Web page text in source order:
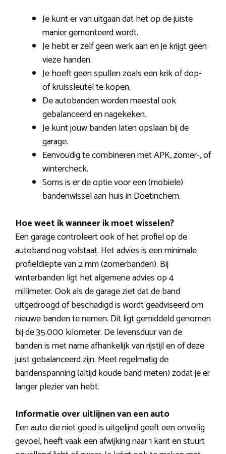
Je kunt er van uitgaan dat het op de juiste
manier gemonteerd wordt.
Je hebt er zelf geen werk aan en je krijgt geen
vieze handen.
Je hoeft geen spullen zoals een krik of dop-
of kruissleutel te kopen.
De autobanden worden meestal ook
gebalanceerd en nagekeken.
Je kunt jouw banden laten opslaan bij de
garage.
Eenvoudig te combineren met APK, zomer-, of
wintercheck.
Soms is er de optie voor een (mobiele)
bandenwissel aan huis in Doetinchem.
Hoe weet ik wanneer ik moet wisselen?
Een garage controleert ook of het profiel op de
autoband nog volstaat. Het advies is een minimale
profieldiepte van 2 mm (zomerbanden). Bij
winterbanden ligt het algemene advies op 4
millimeter. Ook als de garage ziet dat de band
uitgedroogd of beschadigd is wordt geadviseerd om
nieuwe banden te nemen. Dit ligt gemiddeld genomen
bij de 35.000 kilometer. De levensduur van de
banden is met name afhankelijk van rijstijl en of deze
juist gebalanceerd zijn. Meet regelmatig de
bandenspanning (altijd koude band meten) zodat je er
langer plezier van hebt.
Informatie over uitlijnen van een auto
Een auto die niet goed is uitgelijnd geeft een onveilig
gevoel, heeft vaak een afwijking naar 1 kant en stuurt